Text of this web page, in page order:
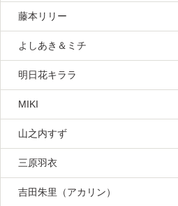
藤本リリー
よしあき＆ミチ
明日花キララ
MIKI
山之内すず
三原羽衣
吉田朱里（アカリン）